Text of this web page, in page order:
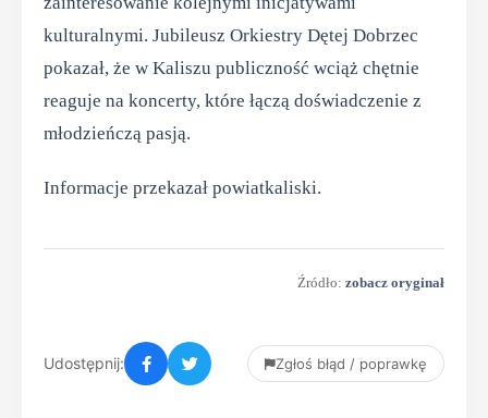
kulturalnymi. Jubileusz Orkiestry Dętej Dobrzec
pokazał, że w Kaliszu publiczność wciąż chętnie
reaguje na koncerty, które łączą doświadczenie z
młodzieńczą pasją.
Informacje przekazał powiatkaliski.
Źródło: zobacz oryginał
Udostępnij: Zgłoś błąd / poprawkę